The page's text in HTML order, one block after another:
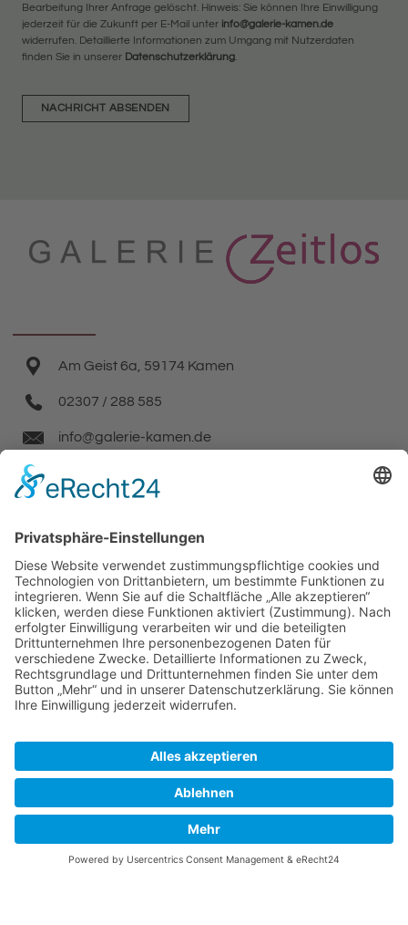
Bearbeitung Ihrer Anfrage gelöscht. Hinweis: Sie können Ihre Einwilligung
jederzeit für die Zukunft per E-Mail unter info@galerie-kamen.de
widerrufen. Detaillierte Informationen zum Umgang mit Nutzerdaten
finden Sie in unserer Datenschutzerklärung.
NACHRICHT ABSENDEN
Am Geist 6a, 59174 Kamen
02307 / 288 585
info@galerie-kamen.de
Facebook
Wir benötigen Ihre Zustimmung, um den
Google Maps-Service zu laden!
Wir verwenden einen Service eines
Drittanbieters, um Karteninhalte einzubetten.
Dieser Service kann Daten zu Ihren Aktivitäten
stimmen Sie der Nutzung des Service zu, um
diese Karte anzuzeigen.
Mehr Informationen